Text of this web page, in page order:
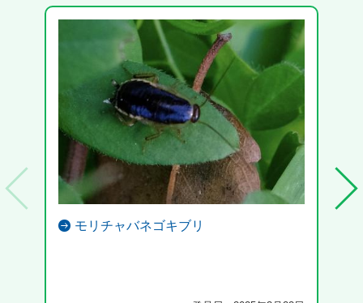
モリチャバネゴキブリ